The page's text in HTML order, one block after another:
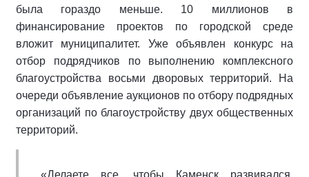
была гораздо меньше. 10 миллионов в
финансирование проектов по городской среде
вложит муниципалитет. Уже объявлен конкурс на
отбор подрядчиков по выполнению комплексного
благоустройства восьми дворовых территорий. На
очереди объявление аукционов по отбору подрядных
организаций по благоустройству двух общественных
территорий.
«Делаете все, чтобы Каменск развивался,